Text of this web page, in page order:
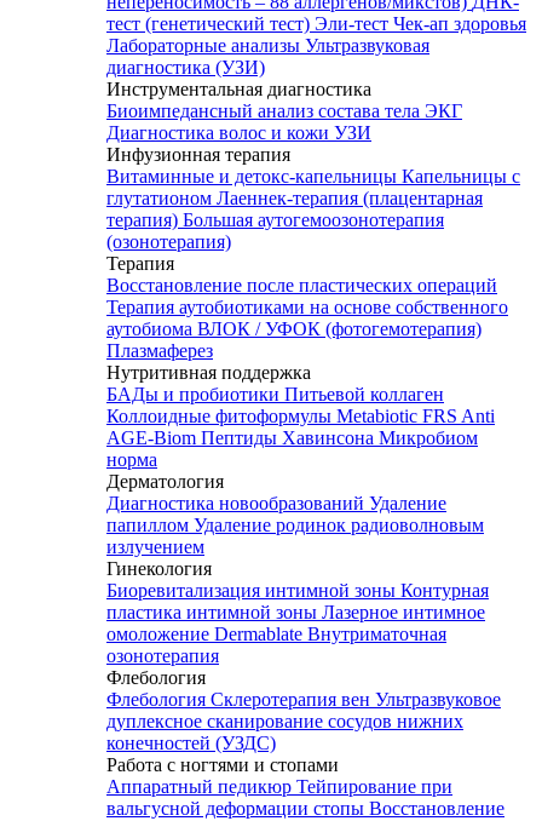
тест (генетический тест) Эли-тест Чек-ап здоровья
Лабораторные анализы Ультразвуковая
диагностика (УЗИ)
Инструментальная диагностика
Биоимпедансный анализ состава тела ЭКГ
Диагностика волос и кожи УЗИ
Инфузионная терапия
Витаминные и детокс-капельницы Капельницы с
глутатионом Лаеннек-терапия (плацентарная
терапия) Большая аутогемоозонотерапия
(озонотерапия)
Терапия
Восстановление после пластических операций
Терапия аутобиотиками на основе собственного
аутобиома ВЛОК / УФОК (фотогемотерапия)
Плазмаферез
Нутритивная поддержка
БАДы и пробиотики Питьевой коллаген
Коллоидные фитоформулы Metabiotic FRS Anti
AGE-Biom Пептиды Хавинсона Микробиом
норма
Дерматология
Диагностика новообразований Удаление
папиллом Удаление родинок радиоволновым
излучением
Гинекология
Биоревитализация интимной зоны Контурная
пластика интимной зоны Лазерное интимное
омоложение Dermablate Внутриматочная
озонотерапия
Флебология
Флебология Склеротерапия вен Ультразвуковое
дуплексное сканирование сосудов нижних
конечностей (УЗДС)
Работа с ногтями и стопами
Аппаратный педикюр Тейпирование при
вальгусной деформации стопы Восстановление